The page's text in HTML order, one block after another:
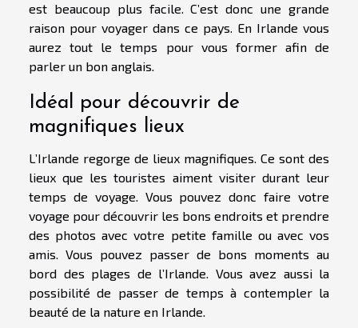
est beaucoup plus facile. C’est donc une grande
raison pour voyager dans ce pays. En Irlande vous
aurez tout le temps pour vous former afin de
parler un bon anglais.
Idéal pour découvrir de
magnifiques lieux
L’Irlande regorge de lieux magnifiques. Ce sont des
lieux que les touristes aiment visiter durant leur
temps de voyage. Vous pouvez donc faire votre
voyage pour découvrir les bons endroits et prendre
des photos avec votre petite famille ou avec vos
amis. Vous pouvez passer de bons moments au
bord des plages de l’Irlande. Vous avez aussi la
possibilité de passer de temps à contempler la
beauté de la nature en Irlande.